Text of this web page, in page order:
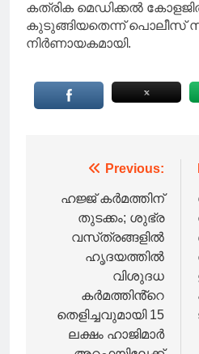
കത്രിക മെഡിക്കൽ
കുടുങ്ങിയതെന്ന് പൊലീസ്
നിർണായകമായി.
navigation
Previous:
ഹജ്ജ് കർമത്തിന്
തുടക്കം; ശുഭ്ര
വസ്‌ത്രങ്ങളിൽ
ഹൃദയത്തിൽ
വിശുദധ
കർമത്തിൻ്റെ
തെളിച്ചവുമായി 15
ലക്ഷം ഹാജിമാർ